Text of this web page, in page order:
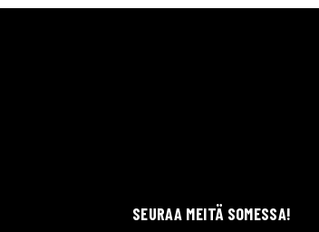
SEURAA MEITÄ SOMESSA!